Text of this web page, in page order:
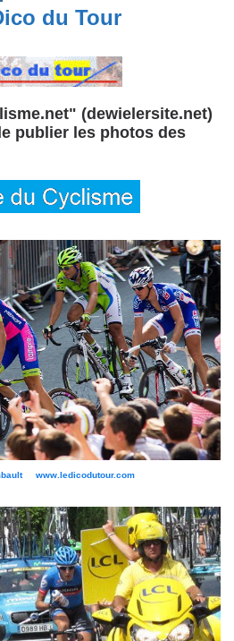
du Tour
(dewielersite.net)
publier les photos des
www.ledicodutour.com